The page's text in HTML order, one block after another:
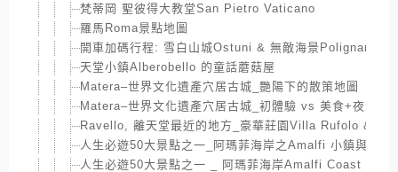
梵蒂岡 聖彼得大教堂San Pietro Vaticano
羅馬Roma景點地圖
開車加碼行程: 雪白山城Ostuni & 無敵海景Polignano A
天堂小鎮Alberobello 的童話蘑菇屋
Matera–世界文化遺產穴居古城_艷陽下的散策地圖
Matera–世界文化遺產穴居古城_初體驗 vs 美食+夜景
Ravello, 離天堂最近的地方_豪華莊園Villa Rufolo &
人生必遊50大景點之一_阿瑪菲海岸之Amalfi 小鎮與美食
人生必遊50大景點之一 _ 阿瑪菲海岸Amalfi Coast